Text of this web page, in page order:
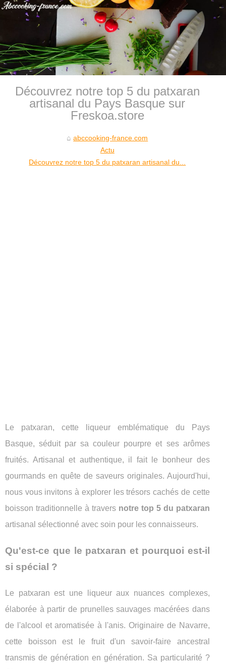
Découvrez notre top 5 du patxaran
artisanal du Pays Basque sur
Freskoa.store
abccooking-france.com
Actu
Découvrez notre top 5 du patxaran artisanal du...
Le patxaran, cette liqueur emblématique du Pays
Basque, séduit par sa couleur pourpre et ses arômes
fruités. Artisanal et authentique, il fait le bonheur des
gourmands en quête de saveurs originales. Aujourd'hui,
nous vous invitons à explorer les trésors cachés de cette
boisson traditionnelle à travers notre top 5 du patxaran
artisanal sélectionné avec soin pour les connaisseurs.
Qu'est-ce que le patxaran et pourquoi est-il
si spécial ?
Le patxaran est une liqueur aux nuances complexes,
élaborée à partir de prunelles sauvages macérées dans
de l'alcool et aromatisée à l'anis. Originaire de Navarre,
cette boisson est le fruit d'un savoir-faire ancestral
transmis de génération en génération. Sa particularité ?